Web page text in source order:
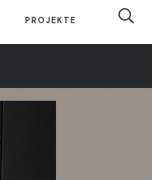
PROJEKTE